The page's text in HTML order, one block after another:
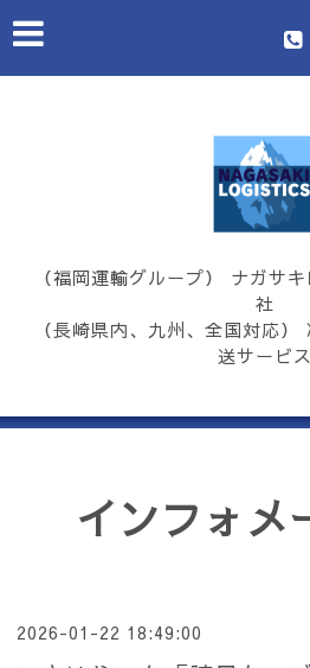
（福岡運輸グループ） ナガサ
社
（長崎県内、九州、全国対応
送サービス
インフォメ
2026-01-22 18:49:00